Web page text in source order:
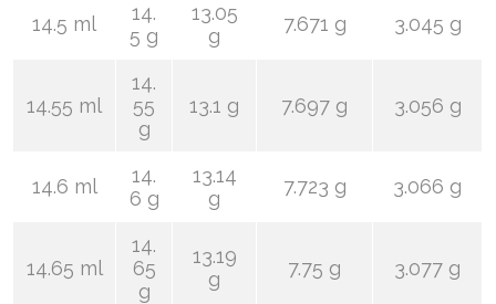
14.5 ml
14.
5 g
13.05
g
7.671 g 3.045 g
14.55 ml
14.
55
g
13.1 g 7.697 g 3.056 g
14.6 ml
14.
6 g
13.14
g
7.723 g 3.066 g
14.65 ml
14.
65
g
13.19
g
7.75 g 3.077 g